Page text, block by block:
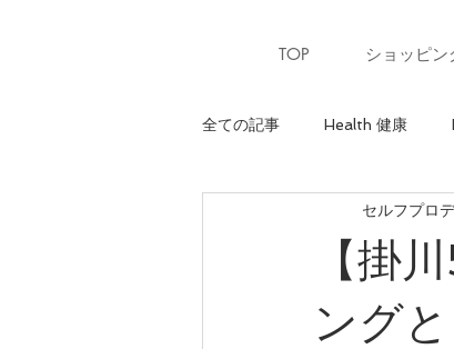
TOP ショッピン
全ての記事 Health 健康
骨格診断【ウ
パーソナルカラー【夏】
【掛
ング
セルフプロ